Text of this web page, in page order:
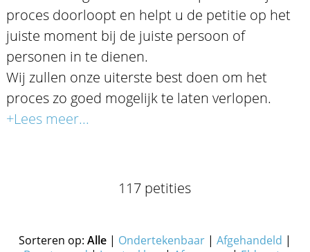
proces doorloopt en helpt u de petitie op het
juiste moment bij de juiste persoon of
personen in te dienen.
Wij zullen onze uiterste best doen om het
proces zo goed mogelijk te laten verlopen.
+Lees meer...
117 petities
Sorteren op: Alle| Ondertekenbaar| Afgehandeld |